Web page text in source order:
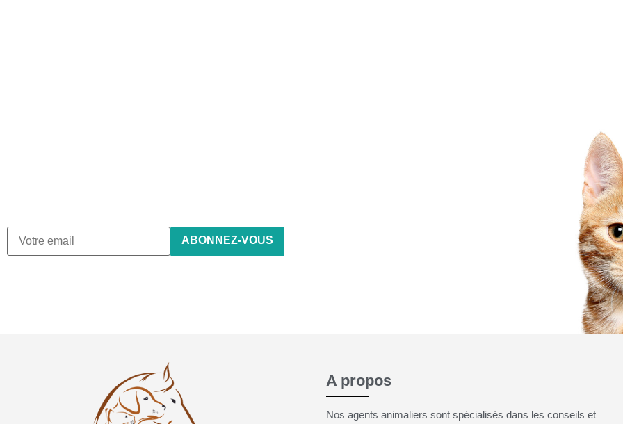
A propos
Nos agents animaliers sont spécialisés dans les conseils et